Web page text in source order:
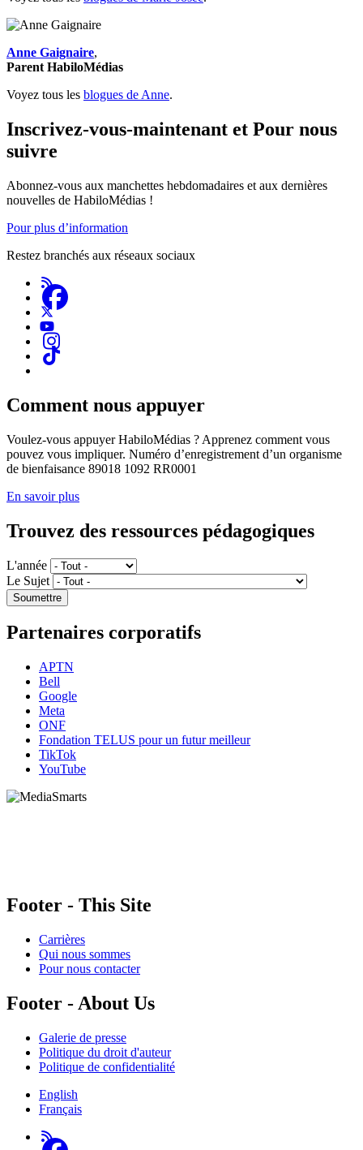
Anne Gaignaire,
Parent HabiloMédias
Voyez tous les blogues de Anne.
Inscrivez-vous-maintenant et Pour nous
suivre
Abonnez-vous aux manchettes hebdomadaires et aux dernières
nouvelles de HabiloMédias !
Pour plus d’information
Restez branchés aux réseaux sociaux
Comment nous appuyer
Voulez-vous appuyer HabiloMédias ? Apprenez comment vous
pouvez vous impliquer. Numéro d’enregistrement d’un organisme
de bienfaisance 89018 1092 RR0001
En savoir plus
Trouvez des ressources pédagogiques
L'année
Le Sujet
Partenaires corporatifs
APTN
Bell
Google
Meta
ONF
Fondation TELUS pour un futur meilleur
TikTok
YouTube
Footer - This Site
Carrières
Qui nous sommes
Pour nous contacter
Footer - About Us
Galerie de presse
Politique du droit d'auteur
Politique de confidentialité
English
Français